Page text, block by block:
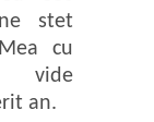
stet
cu
vide
an.